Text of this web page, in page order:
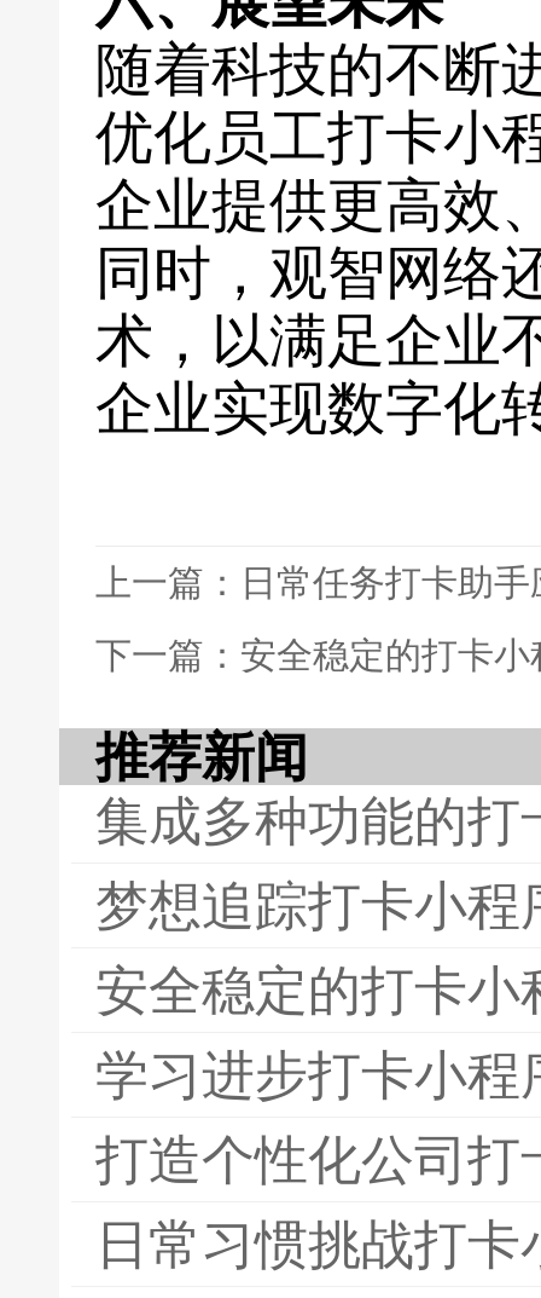
随着科技的不断
优化员工打卡小
企业提供更高效
同时，观智网络
术，以满足企业
企业实现数字化
上一篇：日常任务打卡助
下一篇：安全稳定的打卡
推荐新闻
集成多种功能的
梦想追踪打卡小程
安全稳定的打卡小
学习进步打卡小程
打造个性化公司打
日常习惯挑战打